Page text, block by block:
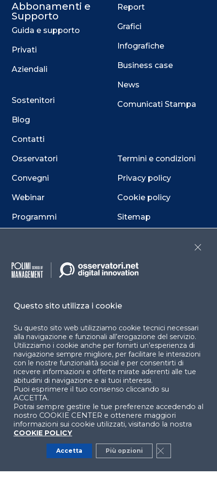
Abbonamenti e
Supporto
Guida e supporto
Privati
Aziendali
Sostenitori
Blog
Contatti
Osservatori
Convegni
Webinar
Programmi
Report
Grafici
Infografiche
Business case
News
Comunicati Stampa
Termini e condizioni
Privacy policy
Cookie policy
Sitemap
Cookie Center
YouTube X
© 2024 Copyright © Politecnico di Milano Dipartimento
Questo sito utilizza i cookie
Su questo sito web utilizziamo cookie tecnici necessari
alla navigazione e funzionali all’erogazione del servizio.
Utilizziamo i cookie anche per fornirti un’esperienza di
navigazione sempre migliore, per facilitare le interazioni
con le nostre funzionalità social e per consentirti di
ricevere informazioni e offerte mirate aderenti alle tue
abitudini di navigazione e ai tuoi interessi.
Puoi esprimere il tuo consenso cliccando su
ACCETTA.
Potrai sempre gestire le tue preferenze accedendo al
nostro COOKIE CENTER e ottenere maggiori
informazioni sui cookie utilizzati, visitando la nostra
COOKIE POLICY
Accetta Più opzioni Close GDPR